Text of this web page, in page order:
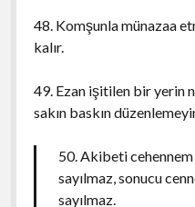
48. Komşunla münazaa
kalır.
49. Ezan işitilen bir yerin
sakın baskın
50. Akibeti cehennem
sayılmaz, sonucu
sayılmaz.